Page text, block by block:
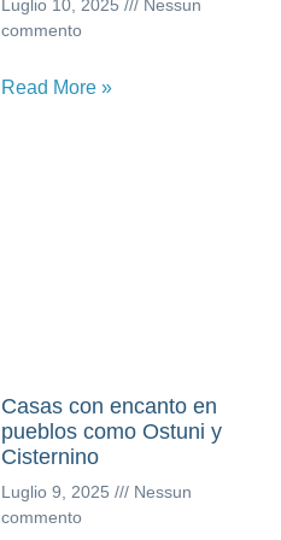
Luglio 10, 2025
Nessun
commento
Read More »
Casas con encanto en
pueblos como Ostuni y
Cisternino
Luglio 9, 2025
Nessun
commento